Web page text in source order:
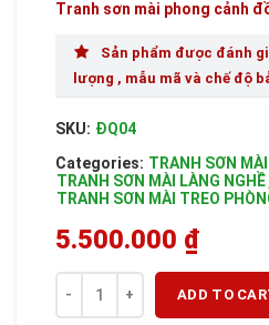
Tranh sơn mài phong cảnh
Sản phẩm được đánh
lượng , mẫu mã và chế độ
SKU: ĐQ04
Categories: TRANH SƠN
TRANH SƠN MÀI LÀNG NGHỀ
TRANH SƠN MÀI TREO
5.500.000 ₫
ADD TO